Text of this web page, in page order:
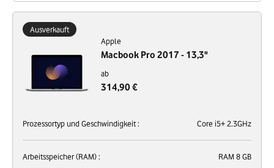
Ausverkauft
Apple
Macbook Pro 2017 - 13,3"
ab
314,90 €
Prozessortyp und Geschwindigkeit : Core i5+ 2.3GHz
Arbeitsspeicher (RAM) : RAM 8 GB